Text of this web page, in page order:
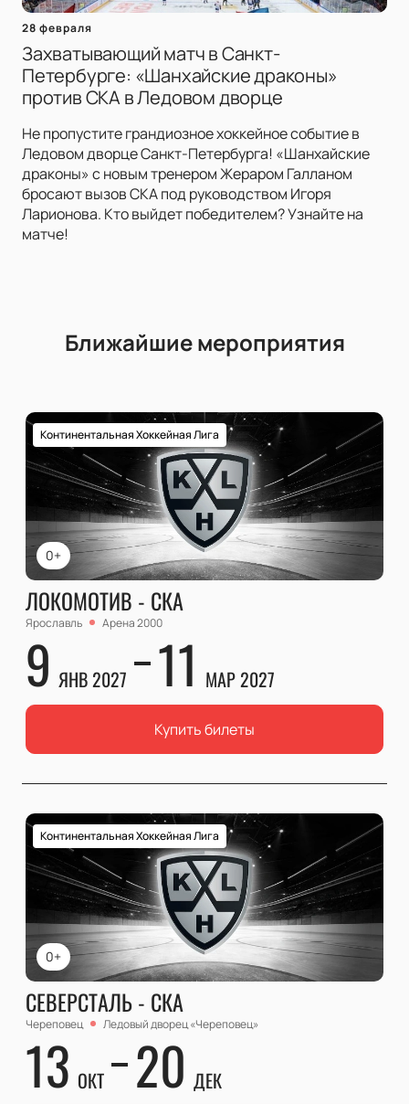
28 февраля
Захватывающий матч в Санкт-
Петербурге: «Шанхайские драконы»
против СКА в Ледовом дворце
Не пропустите грандиозное хоккейное событие в
Ледовом дворце Санкт-Петербурга! «Шанхайские
драконы» с новым тренером Жераром Галланом
бросают вызов СКА под руководством Игоря
Ларионова. Кто выйдет победителем? Узнайте на
матче!
Ближайшие мероприятия
0+
Континентальная Хоккейная Лига
ЛОКОМОТИВ - СКА
Ярославль Арена 2000
9 ЯНВ 2027 11 МАР 2027
Купить билеты
0+
Континентальная Хоккейная Лига
СЕВЕРСТАЛЬ - СКА
Череповец Ледовый дворец «Череповец»
13 ОКТ 20 ДЕК